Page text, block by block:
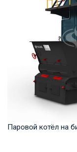
Паровой котёл на